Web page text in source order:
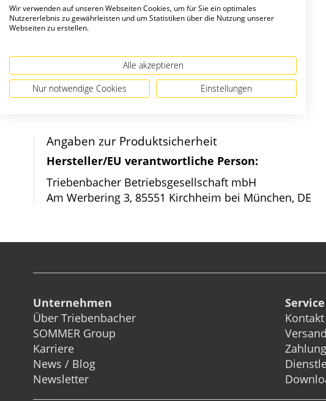
Zum
Bildergalerie
springen
Angaben zur Produktsicherheit
Hersteller/EU verantwortliche Person:
Triebenbacher Betriebsgesellschaft mbH
Am Werbering 3, 85551 Kirchheim bei München, DE
Unternehmen
Über Triebenbacher
SOMMER Group
Karriere
News / Blog
Newsletter
Service
Kontakt
Versand
Wir verwenden auf unseren Webseiten Cookies, um für Sie ein optimales
Nutzererlebnis zu gewährleisten und um Statistiken über die Nutzung unserer
Webseiten zu erstellen.
Alle akzeptieren
Nur notwendige Cookies Einstellungen